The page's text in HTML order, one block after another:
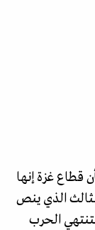
قطاع غزة إنها
الذي ينص
الحرب